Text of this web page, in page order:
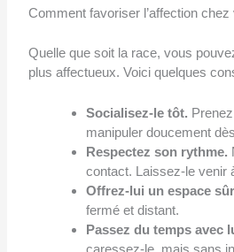
Comment favoriser l’affection chez
Quelle que soit la race, vous
plus affectueux. Voici quelques
Socialisez-le tôt.
manipuler doucement
Respectez son rythme.
contact. Laissez-le venir
Offrez-lui un espace
fermé et distant.
Passez du temps avec
caressez-le, mais sans